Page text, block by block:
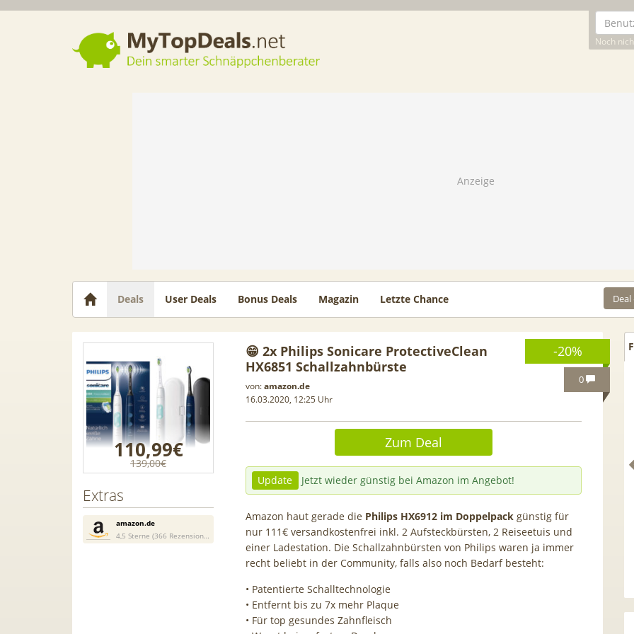
Noch
Dein smarter Schnäppchenberater
Deals User Deals Bonus Deals Magazin Letzte Chance
-20%
0
110,99€
139,00€
Extras
amazon.de
4,5 Sterne (366 Rezensionen)
😁 2x Philips Sonicare ProtectiveClean
HX6851 Schallzahnbürste
von:amazon.de
16.03.2020, 12:25 Uhr
Zum Deal
Update Jetzt wieder günstig bei Amazon im Angebot!
Amazon haut gerade die Philips HX6912 im Doppelpack günstig für
nur 111€ versandkostenfrei inkl. 2 Aufsteckbürsten, 2 Reiseetuis und
einer Ladestation. Die Schallzahnbürsten von Philips waren ja immer
recht beliebt in der Community, falls also noch Bedarf besteht:
• Patentierte Schalltechnologie
• Entfernt bis zu 7x mehr Plaque
• Für top gesundes Zahnfleisch
📱 Apple iPhone 17 (256GB) für
[Eff. GRATIS!] 📲 Samsung
50GB 5G Otelo Vodafone Allnet
für 19,99€ + 50€ BONUS
50€ Wechselbonus! 🎉 50GB 5G
| 0,00€ Anschlusskosten |